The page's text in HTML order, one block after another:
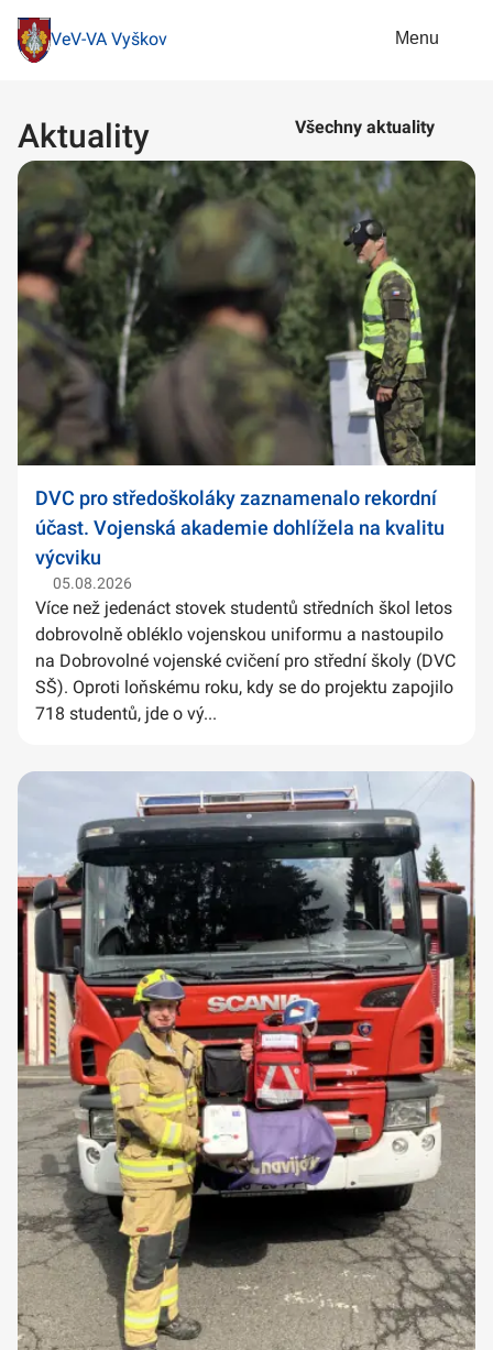
VeV-VA Vyškov Menu
Aktuality Všechny aktuality
DVC pro středoškoláky zaznamenalo rekordní
účast. Vojenská akademie dohlížela na kvalitu
výcviku
05.08.2026
Více než jedenáct stovek studentů středních škol letos
dobrovolně obléklo vojenskou uniformu a nastoupilo
na Dobrovolné vojenské cvičení pro střední školy (DVC
SŠ). Oproti loňskému roku, kdy se do projektu zapojilo
718 studentů, jde o vý...